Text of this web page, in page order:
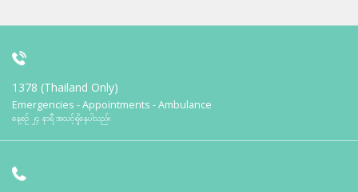
1378 (Thailand Only)
Emergencies - Appointments - Ambulance
နေ့စဉ် ၂၄ နာရီ အသင့်ရှိနေပါသည်။